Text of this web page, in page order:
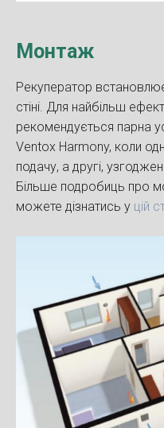
Монтаж
Рекуператор
стіні. Для найбільш
рекомендується парна
Ventox Harmony, коли
подачу, а другі,
Більше подробиць про
можете дізнатись у цій